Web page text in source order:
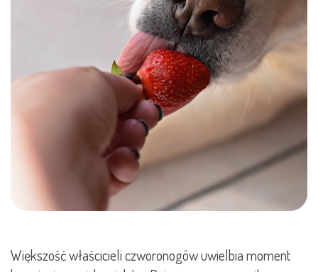
Większość właścicieli czworonogów uwielbia moment